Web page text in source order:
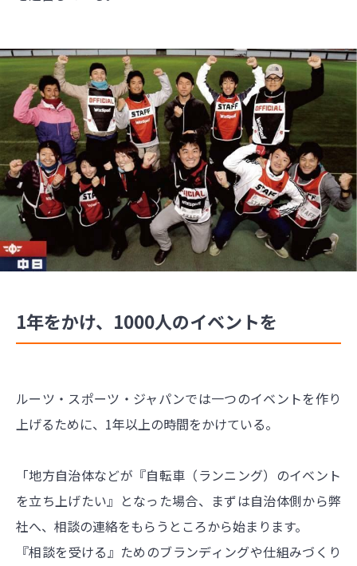
1年をかけ、1000人のイベントを
ルーツ・スポーツ・ジャパンでは一つのイベントを作り
上げるために、1年以上の時間をかけている。
「地方自治体などが『自転車（ランニング）のイベント
を立ち上げたい』となった場合、まずは自治体側から弊
社へ、相談の連絡をもらうところから始まります。
『相談を受ける』ためのブランディングや仕組みづくり